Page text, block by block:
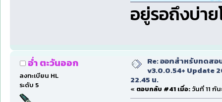
อยู่รอถึงบ่าย
อ่ำ ตะวันออก
ลงทะเบียน HL
ระดับ 5
Re: ออกสำหรับทดสอ
v3.0.0.54+ Update
22.45 น.
« ตอบกลับ #41 เมื่อ: วันที่ 11 กั